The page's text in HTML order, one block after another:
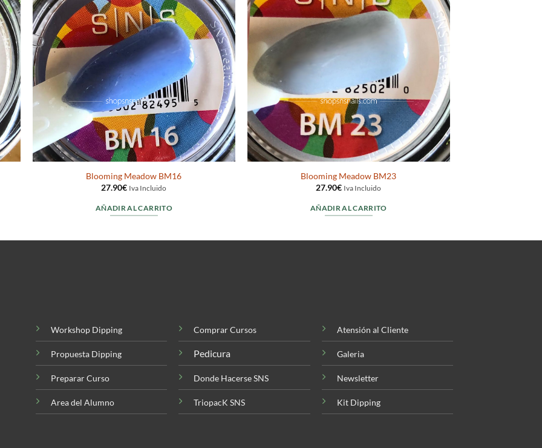
Blooming Meadow BM16
27.90€ Iva Incluido
AÑADIR AL CARRITO
Blooming Meadow BM23
27.90€ Iva Incluido
AÑADIR AL CARRITO
Workshop Dipping
Propuesta Dipping
Preparar Curso
Area del Alumno
Comprar Cursos
Pedicura
Donde Hacerse SNS
TriopacK SNS
Atensión al Cliente
Galeria
Newsletter
Kit Dipping